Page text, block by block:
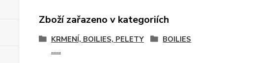
Zboží zařazeno v kategoriích
KRMENÍ, BOILIES, PELETY
.....
BOILIES